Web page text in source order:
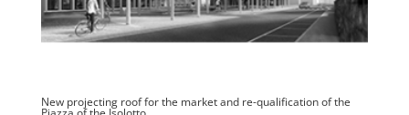
New projecting roof for the market and re-qualification of the